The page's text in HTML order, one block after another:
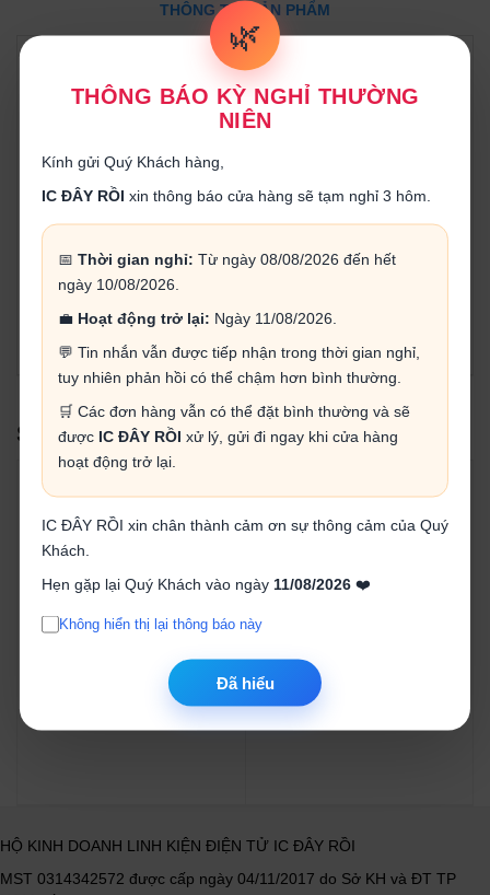
🌿
THÔNG BÁO KỲ NGHỈ THƯỜNG
NIÊN
Kính gửi Quý Khách hàng,
IC ĐÂY RỒI xin thông báo cửa hàng sẽ tạm nghỉ 3 hôm.
📅 Thời gian nghỉ: Từ ngày 08/08/2026 đến hết
ngày 10/08/2026.
💼 Hoạt động trở lại: Ngày 11/08/2026.
💬 Tin nhắn vẫn được tiếp nhận trong thời gian nghỉ,
tuy nhiên phản hồi có thể chậm hơn bình thường.
🛒 Các đơn hàng vẫn có thể đặt bình thường và sẽ
được IC ĐÂY RỒI xử lý, gửi đi ngay khi cửa hàng
hoạt động trở lại.
IC ĐÂY RỒI xin chân thành cảm ơn sự thông cảm của Quý
Khách.
Hẹn gặp lại Quý Khách vào ngày 11/08/2026❤️
Không hiển thị lại thông báo này
Đã hiểu
THÔNG TIN SẢN PHẨM
Combo xe 3 bánh tránh vật cản bao gồm:
1. Khung Xe Robot
05
3. Dây bus, dây bẹ 2 đầu đực 20cm (20 sợi)
4. Dây bus, dây bẹ đực cái 20cm (20 sợi)
SẢN PHẨM LIÊN QUAN
AI trò chuyện (chưa l...
Mua ngay
HỘ KINH DOANH LINH KIỆN ĐIỆN TỬ IC ĐÂY RỒI
MST 0314342572 được cấp ngày 04/11/2017 do Sở KH và ĐT TP